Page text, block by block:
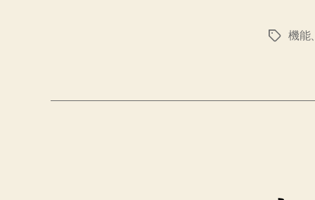
タ
機能